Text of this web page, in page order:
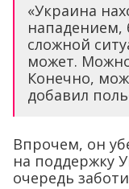
«Украина
нападением,
сложной
может.
Конечно,
добавил
Впрочем, он
на поддержку
очередь